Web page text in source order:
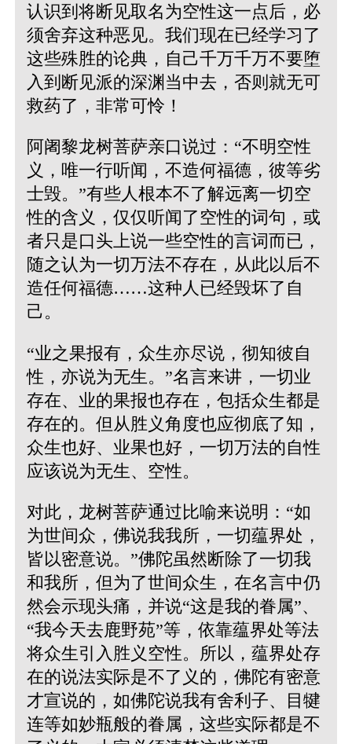
认识到将断见取名为空性这一点后，必
须舍弃这种恶见。我们现在已经学习了
这些殊胜的论典，自己千万千万不要堕
入到断见派的深渊当中去，否则就无可
救药了，非常可怜！
阿阇黎龙树菩萨亲口说过： “不明空性
义，唯一行听闻，不造何福德，彼等劣
士毁。”有些人根本不了解远离一切空
性的含义，仅仅听闻了空性的词句，或
者只是口头上说一些空性的言词而已，
随之认为一切万法不存在，从此以后不
造任何福德……这种人已经毁坏了自
己。
“业之果报有，众生亦尽说，彻知彼自
性，亦说为无生。”名言来讲，一切业
存在、业的果报也存在，包括众生都是
存在的。但从胜义角度也应彻底了知，
众生也好、业果也好，一切万法的自性
应该说为无生、空性。
对此，龙树菩萨通过比喻来说明： “如
为世间众，佛说我我所，一切蕴界处，
皆以密意说。”佛陀虽然断除了一切我
和我所，但为了世间众生，在名言中仍
然会示现头痛，并说“这是我的眷属”、
“我今天去鹿野苑”等，依靠蕴界处等法
将众生引入胜义空性。所以，蕴界处存
在的说法实际是不了义的，佛陀有密意
才宣说的，如佛陀说我有舍利子、目犍
连等如妙瓶般的眷属，这些实际都是不